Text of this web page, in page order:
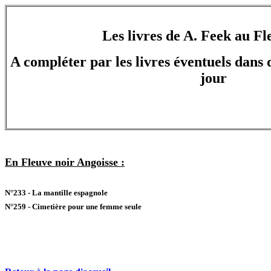
Les livres de A. Feek au
A compléter par les livres éventuels dans
jour
En Fleuve noir Angoisse :
N°233 - La mantille espagnole
N°259 - Cimetière pour une femme seule